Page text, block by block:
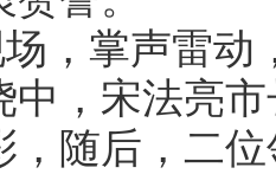
掌声雷动
中，宋法亮
，随后，二